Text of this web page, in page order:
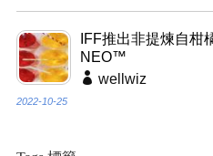
IFF推出非提煉自柑
NEO™
wellwiz
2022-10-25